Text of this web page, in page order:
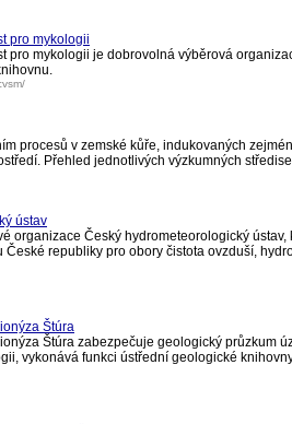
pro mykologii
pro mykologii je dobrovolná výběrová
procesů v zemské kůře, indukovaných
Přehled jednotlivých výzkumných
ústav
organizace Český hydrometeorologický ústav,
České republiky pro obory čistota ovzduší,
Štúra
Štúra zabezpečuje geologický průzkum
vykonává funkci ústřední geologické